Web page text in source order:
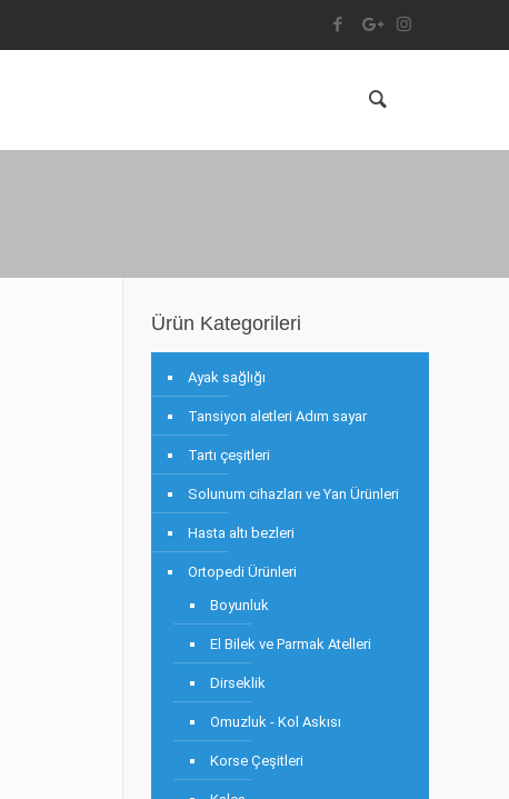
Ürün Kategorileri
Ayak sağlığı
Tansiyon aletleri Adım sayar
Tartı çeşitleri
Solunum cihazları ve Yan Ürünleri
Hasta altı bezleri
Ortopedi Ürünleri
Boyunluk
El Bilek ve Parmak Atelleri
Dirseklik
Omuzluk - Kol Askısı
Korse Çeşitleri